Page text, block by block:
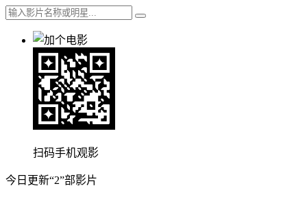
扫码手机观影
今日更新“2”部影片